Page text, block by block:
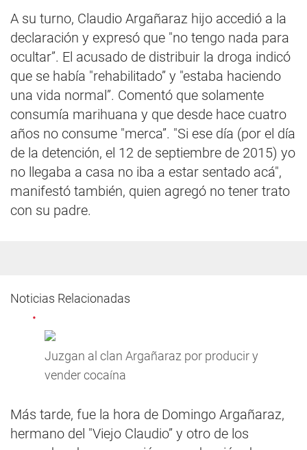
A su turno, Claudio Argañaraz hijo accedió a la
declaración y expresó que "no tengo nada para
ocultar”. El acusado de distribuir la droga indicó
que se había "rehabilitado” y "estaba haciendo
una vida normal”. Comentó que solamente
consumía marihuana y que desde hace cuatro
años no consume "merca”. "Si ese día (por el día
de la detención, el 12 de septiembre de 2015) yo
no llegaba a casa no iba a estar sentado acá",
manifestó también, quien agregó no tener trato
con su padre.
Noticias Relacionadas
Juzgan al clan Argañaraz por producir y
vender cocaína
Más tarde, fue la hora de Domingo Argañaraz,
hermano del "Viejo Claudio” y otro de los